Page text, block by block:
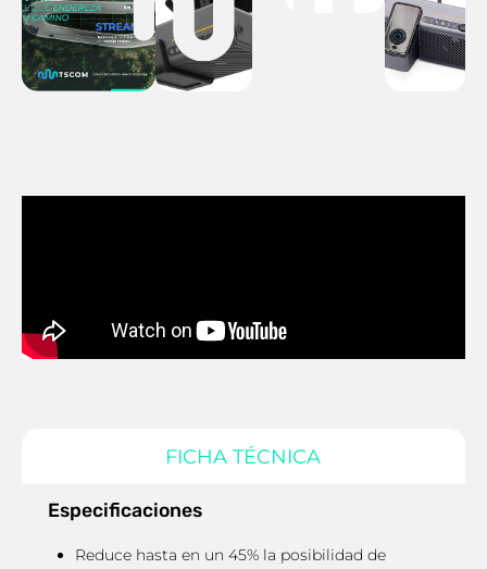
FICHA TÉCNICA
Especificaciones
Reduce hasta en un 45% la posibilidad de